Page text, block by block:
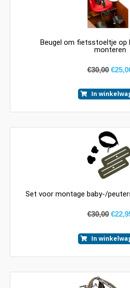
Beugel om fietsstoeltje op
monteren
€30,00 €
In
Set voor montage baby-/
€30,00 €
In